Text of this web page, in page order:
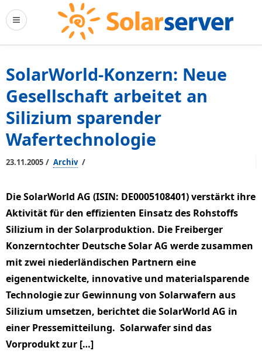
SolarWorld-Konzern: Neue
Gesellschaft arbeitet an
Silizium sparender
Wafertechnologie
23.11.2005 / Archiv /
Die SolarWorld AG (ISIN: DE0005108401) verstärkt ihre
Aktivität für den effizienten Einsatz des Rohstoffs
Silizium in der Solarproduktion. Die Freiberger
Konzerntochter Deutsche Solar AG werde zusammen
mit zwei niederländischen Partnern eine
eigenentwickelte, innovative und materialsparende
Technologie zur Gewinnung von Solarwafern aus
Silizium umsetzen, berichtet die SolarWorld AG in
einer Pressemitteilung. Solarwafer sind das
Vorprodukt zur […]